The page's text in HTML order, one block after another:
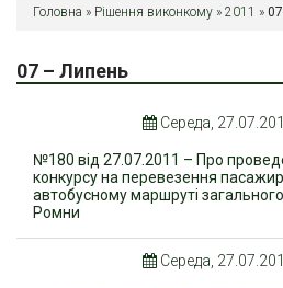
Головна » Рішення виконкому » 2011 »
07 – Липень
Середа,
№180 від 27.07.2011 – Про
конкурсу на перевезення
автобусному маршруті
Ромни
Середа,